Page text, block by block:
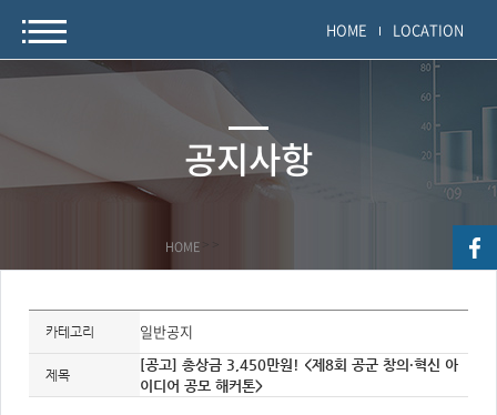
HOME LOCATION
공지사항
HOME > >
자
개
카테고리 일반공지
제목
[공고] 총상금 3,450만원! <제8회 공군 창의·혁신 아
이디어 공모 해커톤>